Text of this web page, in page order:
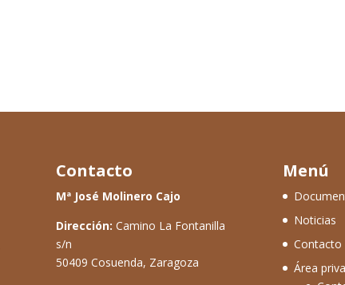
Contacto
Mª José Molinero Cajo
Dirección: Camino La Fontanilla
s/n
50409 Cosuenda, Zaragoza
Menú
Noticias
Contacto
Área